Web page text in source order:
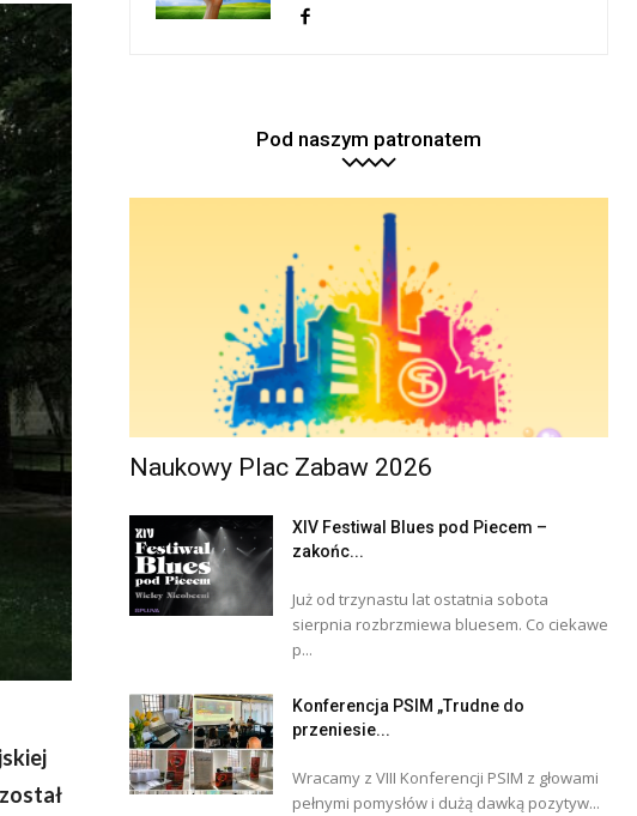
Pod naszym patronatem
Naukowy Plac Zabaw 2026
XIV Festiwal Blues pod Piecem –
zakońc...
Już od trzynastu lat ostatnia sobota
sierpnia rozbrzmiewa bluesem. Co ciekawe
p...
Konferencja PSIM „Trudne do
przeniesie...
Wracamy z VIII Konferencji PSIM z głowami
pełnymi pomysłów i dużą dawką pozytyw...